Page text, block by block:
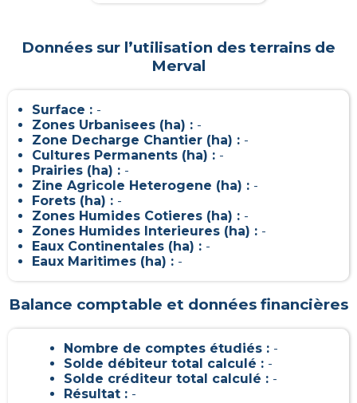
Données sur l’utilisation des terrains de
Merval
Surface : -
Zones Urbanisees (ha) : -
Zone Decharge Chantier (ha) : -
Cultures Permanents (ha) : -
Prairies (ha) : -
Zine Agricole Heterogene (ha) : -
Forets (ha) : -
Zones Humides Cotieres (ha) : -
Zones Humides Interieures (ha) : -
Eaux Continentales (ha) : -
Eaux Maritimes (ha) : -
Balance comptable et données financières
Nombre de comptes étudiés : -
Solde débiteur total calculé : -
Solde créditeur total calculé : -
Résultat : -